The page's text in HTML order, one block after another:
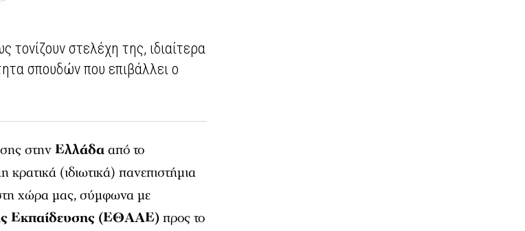
στελέχη της, ιδιαίτερα
σπουδών που επιβάλλει ο
στηνΕλλάδααπό το
(ιδιωτικά) πανεπιστήμια
στη χώρα μας, σύμφωνα με
Εκπαίδευσης (ΕΘΑΑΕ)προς το